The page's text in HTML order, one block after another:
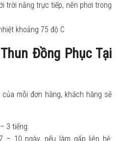
trời nắng trực tiếp, nên phơi trong
khoảng 75 độ C
Đồng Phục Tại
mỗi đơn hàng, khách hàng sẽ
3 tiếng.
– 10 ngày, nếu làm gấp liên hệ: